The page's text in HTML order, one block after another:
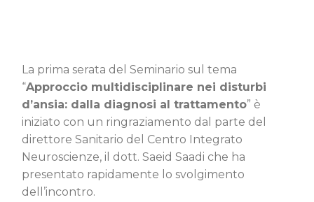
La prima serata del Seminario sul tema
“Approccio multidisciplinare nei disturbi
d’ansia: dalla diagnosi al trattamento” è
iniziato con un ringraziamento dal parte del
direttore Sanitario del Centro Integrato
Neuroscienze, il dott. Saeid Saadi che ha
presentato rapidamente lo svolgimento
dell’incontro.